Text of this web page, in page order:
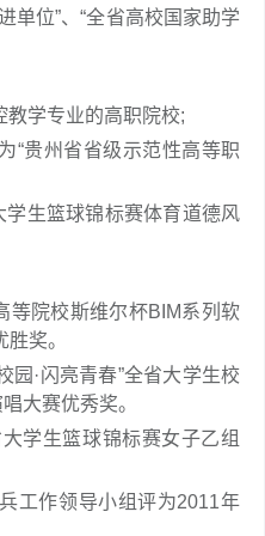
单位”、“全省高校国家助学
教学专业的高职院校;
“贵州省省级示范性高等职
生篮球锦标赛体育道德风
等院校斯维尔杯BIM系列软
奖。
园·闪亮青春”全省大学生校
大赛优秀奖。
学生篮球锦标赛女子乙组
工作领导小组评为2011年